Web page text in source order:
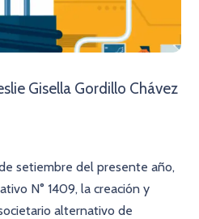
Gisella Gordillo Chávez
setiembre del presente año,
N° 1409, la creación y
alternativo de